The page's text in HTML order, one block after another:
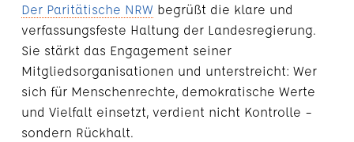
Der Paritätische NRW begrüßt die klare und
verfassungsfeste Haltung der Landesregierung.
Sie stärkt das Engagement seiner
Mitgliedsorganisationen und unterstreicht: Wer
sich für Menschenrechte, demokratische Werte
und Vielfalt einsetzt, verdient nicht Kontrolle –
sondern Rückhalt.